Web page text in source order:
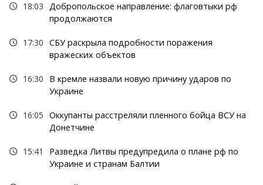
18:03 Добропольское направление: флаговтыки рф
продолжаются
17:30 СБУ раскрыла подробности поражения
вражеских объектов
16:30
В кремле назвали новую причину ударов по
Украине
16:05 Оккупанты расстреляли пленного бойца ВСУ на
Донетчине
15:41
Разведка Литвы предупредила о плане рф по
Украине и странам Балтии